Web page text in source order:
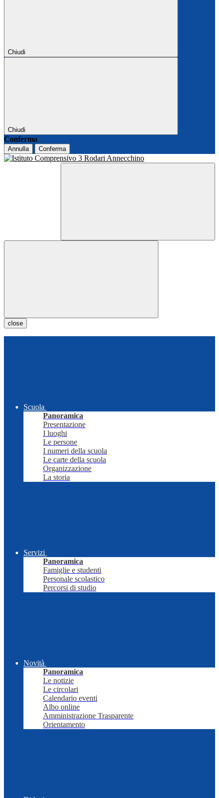
Chiudi
Chiudi
Conferma
Annulla Conferma
close
Scuola
Panoramica
Presentazione
I luoghi
Le persone
I numeri della scuola
Le carte della scuola
Organizzazione
La storia
Servizi
Panoramica
Famiglie e studenti
Personale scolastico
Percorsi di studio
Novità
Panoramica
Le notizie
Le circolari
Calendario eventi
Albo online
Amministrazione Trasparente
Orientamento